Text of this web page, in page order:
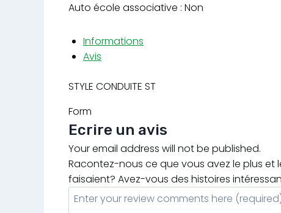
Auto école associative : Non
Informations
Avis
STYLE CONDUITE ST
Form
Ecrire un avis
Your email address will not be published.
Racontez-nous ce que vous avez le plus et
faisaient? Avez-vous des histoires